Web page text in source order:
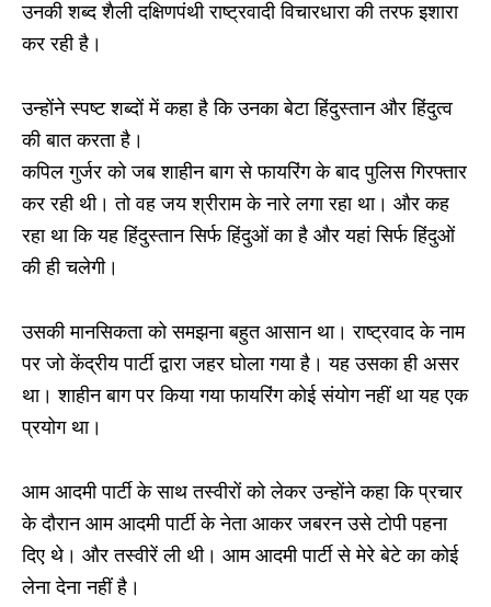
उनकी शब्द शैली दक्षिणपंथी राष्ट्रवादी विचारधारा की तरफ इशारा
कर रही है।
उन्होंने स्पष्ट शब्दों में कहा है कि उनका बेटा हिंदुस्तान और हिंदुत्व
की बात करता है।
कपिल गुर्जर को जब शाहीन बाग से फायरिंग के बाद पुलिस गिरफ्तार
कर रही थी। तो वह जय श्रीराम के नारे लगा रहा था। और कह
रहा था कि यह हिंदुस्तान सिर्फ हिंदुओं का है और यहां सिर्फ हिंदुओं
की ही चलेगी।
उसकी मानसिकता को समझना बहुत आसान था। राष्ट्रवाद के नाम
पर जो केंद्रीय पार्टी द्वारा जहर घोला गया है। यह उसका ही असर
था। शाहीन बाग पर किया गया फायरिंग कोई संयोग नहीं था यह एक
प्रयोग था।
आम आदमी पार्टी के साथ तस्वीरों को लेकर उन्होंने कहा कि प्रचार
के दौरान आम आदमी पार्टी के नेता आकर जबरन उसे टोपी पहना
दिए थे। और तस्वीरें ली थी। आम आदमी पार्टी से मेरे बेटे का कोई
लेना देना नहीं है।